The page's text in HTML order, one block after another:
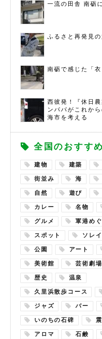
一流の田舎 南砺
ふるさと再発見の
南砺で感じた「衣
西彼発！『休日
ンパパがこれか
海市を考える
全国のおすす
建物 建築
街並み 海
自然 遊び
カレー 名物
グルメ 軍港め
スポット ソレ
公園 アート
美術館 芸術劇場
歴史 温泉
久里浜散歩コース
ジャズ バー
いのちの石碑
アロマ 石鹸